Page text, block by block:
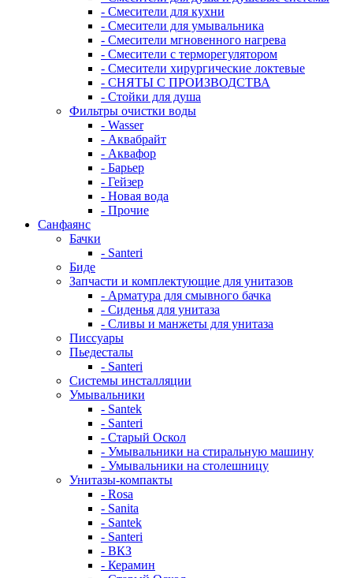
- Смесители для кухни
- Смесители для умывальника
- Смесители мгновенного нагрева
- Смесители с терморегулятором
- Смесители хирургические локтевые
- СНЯТЫ С ПРОИЗВОДСТВА
- Стойки для душа
Фильтры очистки воды
- Wasser
- Аквабрайт
- Аквафор
- Барьер
- Гейзер
- Новая вода
- Прочие
Санфаянс
Бачки
- Santeri
Биде
Запчасти и комплектующие для унитазов
- Арматура для смывного бачка
- Сиденья для унитаза
- Сливы и манжеты для унитаза
Писсуары
Пьедесталы
- Santeri
Системы инсталляции
Умывальники
- Santek
- Santeri
- Старый Оскол
- Умывальники на стиральную машину
- Умывальники на столешницу
Унитазы-компакты
- Rosa
- Sanita
- Santek
- Santeri
- ВКЗ
- Керамин